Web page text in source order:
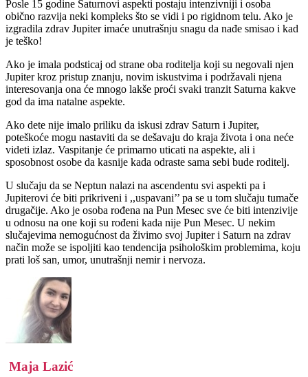
Posle 15 godine Saturnovi aspekti postaju intenzivniji i osoba
obično razvija neki kompleks što se vidi i po rigidnom telu. Ako je
izgradila zdrav Jupiter imaće unutrašnju snagu da nađe smisao i kad
je teško!
Ako je imala podsticaj od strane oba roditelja koji su negovali njen
Jupiter kroz pristup znanju, novim iskustvima i podržavali njena
interesovanja ona će mnogo lakše proći svaki tranzit Saturna kakve
god da ima natalne aspekte.
Ako dete nije imalo priliku da iskusi zdrav Saturn i Jupiter,
poteškoće mogu nastaviti da se dešavaju do kraja života i ona neće
videti izlaz. Vaspitanje će primarno uticati na aspekte, ali i
sposobnost osobe da kasnije kada odraste sama sebi bude roditelj.
U slučaju da se Neptun nalazi na ascendentu svi aspekti pa i
Jupiterovi će biti prikriveni i ,,uspavani’’ pa se u tom slučaju tumače
drugačije. Ako je osoba rođena na Pun Mesec sve će biti intenzivije
u odnosu na one koji su rođeni kada nije Pun Mesec. U nekim
slučajevima nemogućnost da živimo svoj Jupiter i Saturn na zdrav
način može se ispoljiti kao tendencija psihološkim problemima, koju
prati loš san, umor, unutrašnji nemir i nervoza.
Maja Lazić